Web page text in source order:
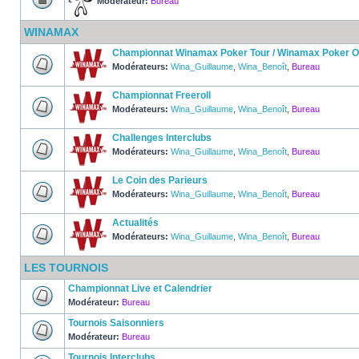
WINAMAX
Championnat Winamax Poker Tour / Winamax Poker
Modérateurs: Wina_Guillaume Wina_Benoît Bureau
Championnat Freeroll
Modérateurs: Wina_Guillaume Wina_Benoît Bureau
Challenges Interclubs
Modérateurs: Wina_Guillaume Wina_Benoît Bureau
Le Coin des Parieurs
Modérateurs: Wina_Guillaume Wina_Benoît Bureau
Actualités
Modérateurs: Wina_Guillaume Wina_Benoît Bureau
LES TOURNOIS
Championnat Live et Calendrier
Modérateur: Bureau
Tournois Saisonniers
Modérateur: Bureau